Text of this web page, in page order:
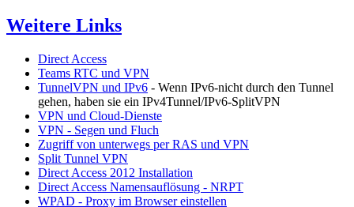
Weitere Links
Direct Access
Teams RTC und VPN
TunnelVPN und IPv6 - Wenn IPv6-nicht durch den Tunnel
gehen, haben sie ein IPv4Tunnel/IPv6-SplitVPN
VPN und Cloud-Dienste
VPN - Segen und Fluch
Zugriff von unterwegs per RAS und VPN
Split Tunnel VPN
Direct Access 2012 Installation
Direct Access Namensauflösung - NRPT
WPAD - Proxy im Browser einstellen